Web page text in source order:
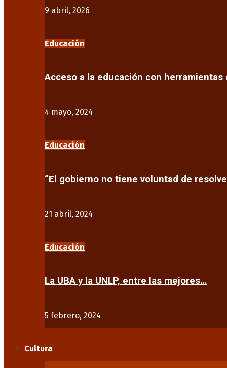
9 abril, 2026
Educación
Acceso a la educación con
4 mayo, 2024
Educación
“El gobierno no tiene voluntad de
21 abril, 2024
Educación
La UBA y la UNLP, entre las mejores…
5 febrero, 2024
Cultura